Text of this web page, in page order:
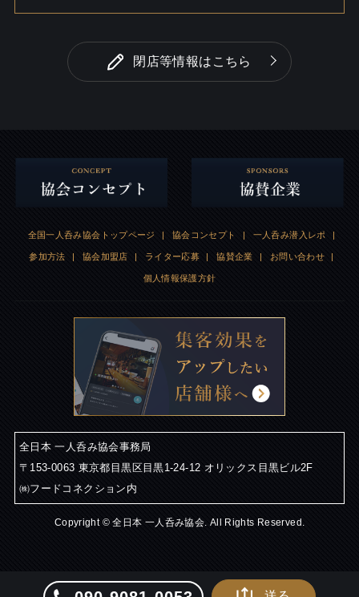
閉店等情報はこちら
全国一人呑み協会トップページ | 協会コンセプト | 一人呑み潜入レポ |
参加方法 | 協会加盟店 | ライター応募 | 協賛企業 | お問い合わせ |
個人情報保護方針
全日本 一人呑み協会事務局
〒153-0063 東京都目黒区目黒1-24-12 オリックス目黒ビル2F
㈱フードコネクション内
Copyright © 全日本 一人呑み協会. All Rights Reserved.